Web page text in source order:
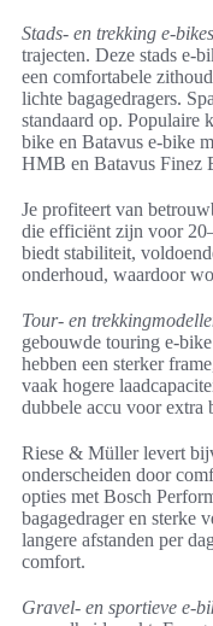
Stads- en trekking e-bikes
trajecten. Deze stads e-
een comfortabele
lichte bagagedragers.
standaard op. Populaire
bike en Batavus e-bike
HMB en Batavus Finez
Je profiteert van
die efficiënt zijn voor
biedt stabiliteit,
onderhoud, waardoor
Tour- en
gebouwde touring e-
hebben een sterker
vaak hogere
dubbele accu voor extra
Riese & Müller levert
onderscheiden door
opties met Bosch
bagagedrager en sterke
langere afstanden per
comfort.
Gravel- en sportieve e-